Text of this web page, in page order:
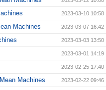
2023-03-10 10:58
Machines 2023-03-07 16:42
2023-03-03 13:50
2023-03-01 14:19
2023-02-25 17:40
Machines 2023-02-22 09:46